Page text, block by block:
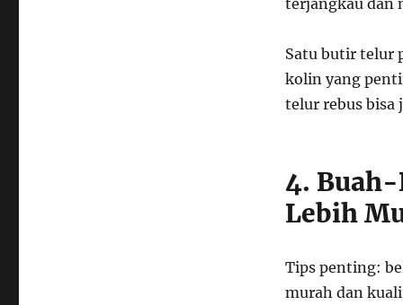
Satu butir telur
kolin yang
telur rebus bisa
4. Buah-
Lebih
Tips penting:
murah dan